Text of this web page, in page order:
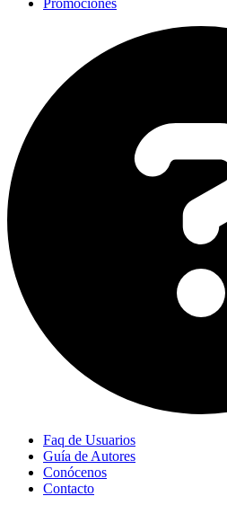
Faq de Usuarios
Guía de Autores
Conócenos
Contacto